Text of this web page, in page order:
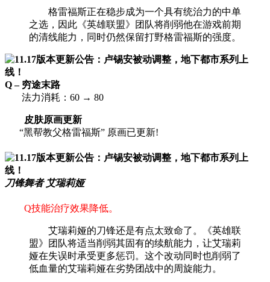
格雷福斯正在稳步成为一个具有统治力的中单
之选，因此《英雄联盟》团队将削弱他在游戏前期
的清线能力，同时仍然保留打野格雷福斯的强度。
Q – 穷途末路
法力消耗：60 → 80
皮肤原画更新
“黑帮教父格雷福斯” 原画已更新!
刀锋舞者 艾瑞莉娅
Q技能治疗效果降低。
艾瑞莉娅的刀锋还是有点太致命了。《英雄联
盟》团队将适当削弱其固有的续航能力，让艾瑞莉
娅在失误时承受更多惩罚。这个改动同时也削弱了
低血量的艾瑞莉娅在劣势团战中的周旋能力。